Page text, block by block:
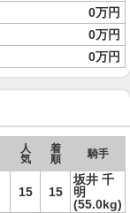
0万円
0万円
0万円
人
気
着
順
騎手
15 15
坂井 千
明
(55.0kg)